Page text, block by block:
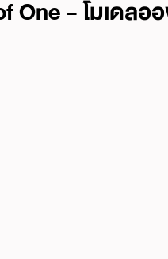
One - โมเดลอ